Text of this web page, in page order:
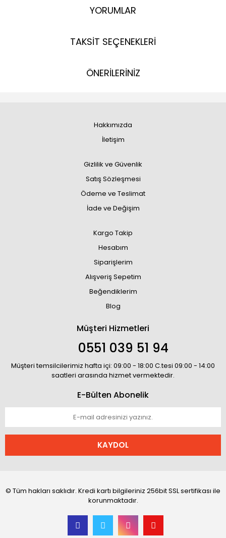
YORUMLAR
TAKSİT SEÇENEKLERİ
ÖNERİLERİNİZ
Hakkımızda
İletişim
Gizlilik ve Güvenlik
Satış Sözleşmesi
Ödeme ve Teslimat
İade ve Değişim
Kargo Takip
Hesabım
Siparişlerim
Alışveriş Sepetim
Beğendiklerim
Blog
Müşteri Hizmetleri
0551 039 51 94
Müşteri temsilcilerimiz hafta içi: 09:00 - 18:00 C.tesi 09:00 - 14:00
saatleri arasında hizmet vermektedir.
E-Bülten Abonelik
KAYDOL
© Tüm hakları saklıdır. Kredi kartı bilgileriniz 256bit SSL sertifikası ile
korunmaktadır.